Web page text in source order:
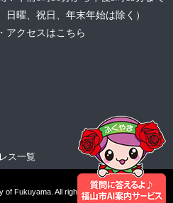
日曜、祝日、年末年始は除く）
アクセスはこちら
ス一覧
of Fukuyama. All rights reserved.